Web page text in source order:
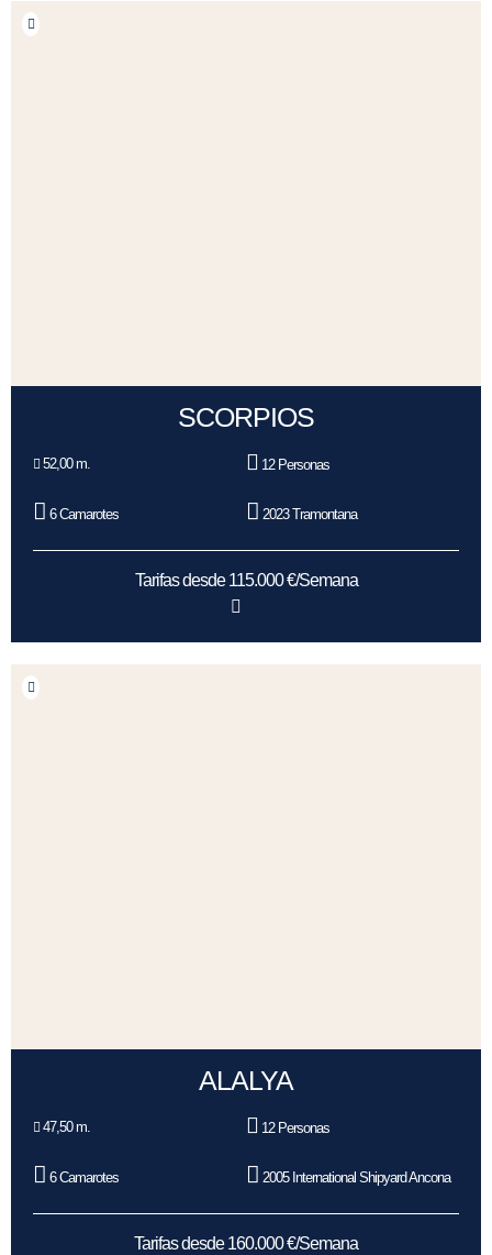
SCORPIOS
52,00 m. 12 Personas
6 Camarotes 2023 Tramontana
Tarifas desde 115.000 €/Semana
ALALYA
47,50 m. 12 Personas
6 Camarotes 2005 International Shipyard Ancona
Tarifas desde 160.000 €/Semana